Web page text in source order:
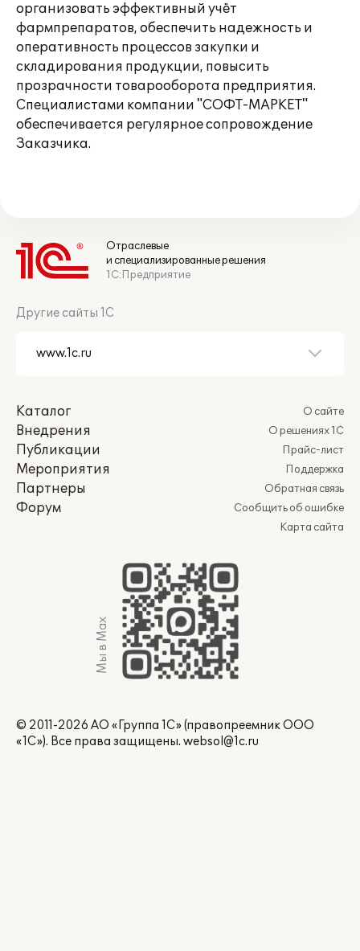
организовать эффективный учёт
фармпрепаратов, обеспечить надежность и
оперативность процессов закупки и
складирования продукции, повысить
прозрачности товарооборота предприятия.
Специалистами компании "СОФТ-МАРКЕТ"
обеспечивается регулярное сопровождение
Заказчика.
Отраслевые
и специализированные решения
1С:Предприятие
Другие сайты 1С
Каталог
Внедрения
Публикации
Мероприятия
Партнеры
Форум
О сайте
О решениях 1С
Прайс-лист
Поддержка
Обратная связь
Сообщить об ошибке
Карта сайта
Мы в Max
© 2011-2026 АО «Группа 1С» (правопреемник ООО
«1С»). Все права защищены. websol@1c.ru